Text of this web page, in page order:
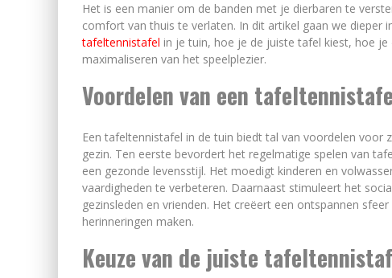
Het is een manier om de banden met je dierbaren te
comfort van thuis te verlaten. In dit artikel gaan we dieper
tafeltennistafel in je tuin, hoe je de juiste tafel kiest, hoe
maximaliseren van het speelplezier.
Voordelen van een
Een tafeltennistafel in de tuin biedt tal van voordelen voor
gezin. Ten eerste bevordert het regelmatige spelen van
een gezonde levensstijl. Het moedigt kinderen en
vaardigheden te verbeteren. Daarnaast stimuleert het
gezinsleden en vrienden. Het creëert een ontspannen
herinneringen maken.
Keuze van de juiste